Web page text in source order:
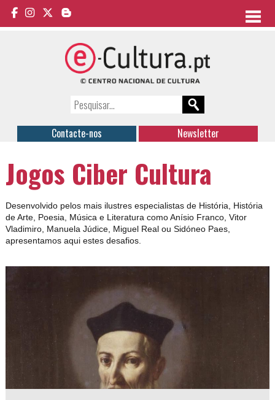
Contacte-nos Newsletter
Jogos Ciber Cultura
Desenvolvido pelos mais ilustres especialistas de História, História
de Arte, Poesia, Música e Literatura como Anísio Franco, Vitor
Vladimiro, Manuela Júdice, Miguel Real ou Sidóneo Paes,
apresentamos aqui estes desafios.